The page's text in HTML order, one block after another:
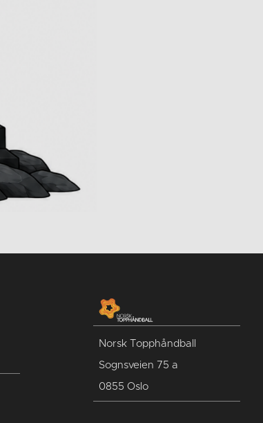
Norsk Topphåndball
Sognsveien 75 a
0855 Oslo